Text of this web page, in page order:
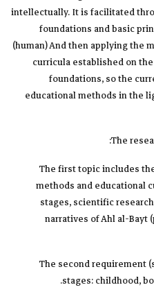
intellectually. It is facilitated
foundations and basic
(human) And then applying the
curricula established on
foundations, so the
educational methods in the
The
1- The first topic includes
methods and educational
stages, scientific
narratives of Ahl al-Bayt
The second requirement
stages: childhood,